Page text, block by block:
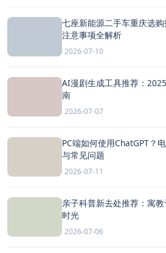
七座新能源二手车重庆选
注意事项全解析
2026-07-10
AI漫剧生成工具推荐：
南
2026-07-07
PC端如何使用ChatGPT？
与常见问题
2026-07-11
亲子科普新去处推荐：寓
时光
2026-07-06